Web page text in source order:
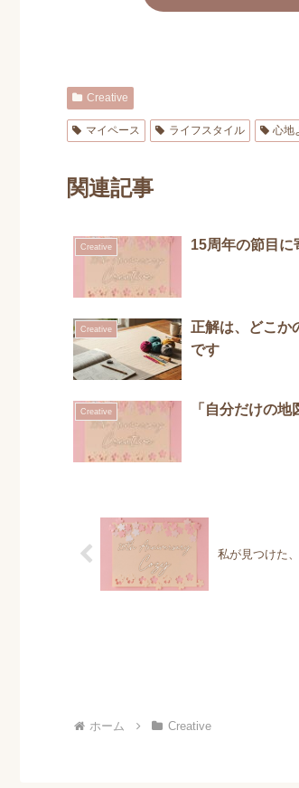
Creative
マイペース ライフスタイル 心地
関連記事
Creative 15周年の節目
Creative
正解は、どこか
です
Creative 「自分だけの
私が見つけた
ホーム Creative